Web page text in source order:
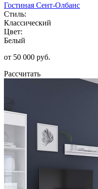
Гостиная Сент-Олбанс
Стиль:
Классический
Цвет:
Белый
от 50 000 руб.
Рассчитать